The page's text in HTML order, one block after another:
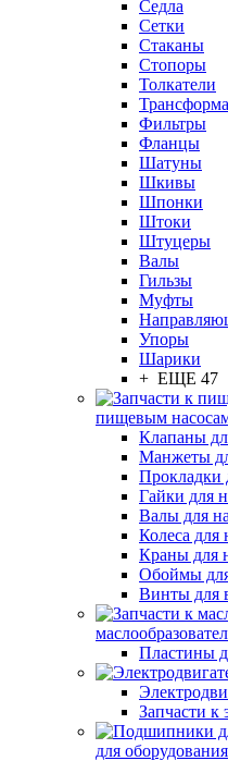
Седла
Сетки
Стаканы
Стопоры
Толкатели
Фильтры
Фланцы
Шатуны
Шкивы
Шпонки
Штоки
Штуцеры
Валы
Гильзы
Муфты
Упоры
Шарики
+ ЕЩЕ 47
пищевым
Клапаны
Манжеты
Прокладки
Гайки для
Валы для
Колеса для
Краны для
Обоймы
Винты для
Пластины
Запчасти к
для оборудования